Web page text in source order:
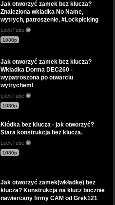
Jak otworzyć zamek bez klucza?
Znaleziona wkładka No Name,
wytrych, patroszenie, #Lockpicking
LockTube
1080p
Jak otworzyć zamek bez klucza?
Wkładka Dorma DEC260 -
wypatroszona po otwarciu
wytrychem!
LockTube
1080p
Kłódka bez klucza - jak otworzyć?
Stara konstrukcja bez klucza.
LockTube
1080p
Jak otworzyć zamek(wkładkę) bez
klucza? Konstrukcja na klucz bocznie
nawiercany firmy CAM od Grek121